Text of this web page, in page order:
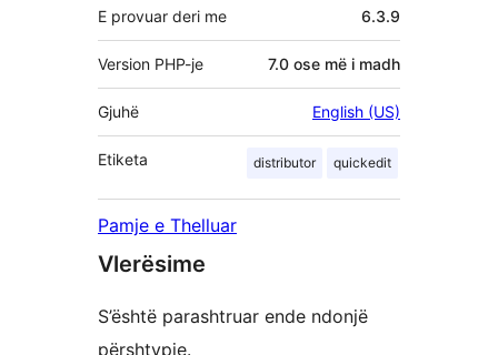
E provuar deri me 6.3.9
Version PHP-je 7.0 ose më i madh
Gjuhë English (US)
Etiketa distributor quickedit
Pamje e Thelluar
Vlerësime
S’është parashtruar ende ndonjë
përshtypje.